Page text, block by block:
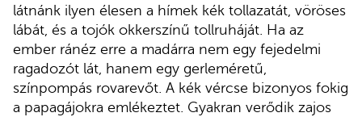
látnánk ilyen élesen a hímek kék tollazatát, vöröses
lábát, és a tojók okkerszínű tollruháját. Ha az
ember ránéz erre a madárra nem egy fejedelmi
ragadozót lát, hanem egy gerleméretű,
színpompás rovarevőt. A kék vércse bizonyos fokig
a papagájokra emlékeztet. Gyakran verődik zajos